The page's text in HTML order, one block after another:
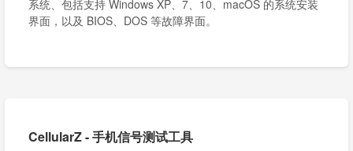
系统、包括支持 Windows XP、7、10、macOS 的系统安装
界面，以及 BIOS、DOS 等故障界面。
CellularZ - 手机信号测试工具